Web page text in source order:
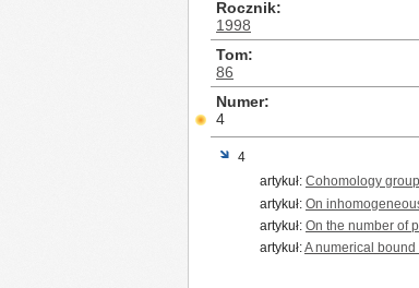
Rocznik
1998
Tom
86
Numer
4
4
artykuł: Cohomology
artykuł: On
artykuł: On the number of
artykuł:A numerical